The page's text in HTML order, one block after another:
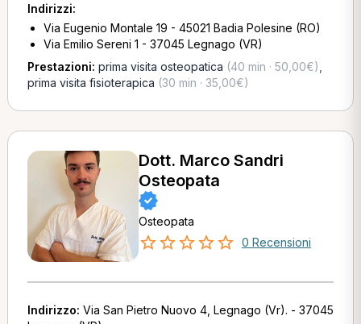
Indirizzi:
Via Eugenio Montale 19 - 45021 Badia Polesine (RO)
Via Emilio Sereni 1 - 37045 Legnago (VR)
Prestazioni: prima visita osteopatica (40 min · 50,00€)
prima visita fisioterapica (30 min · 35,00€)
Dott. Marco Sandri
Osteopata
Osteopata
0 Recensioni
Indirizzo: Via San Pietro Nuovo 4, Legnago (Vr). - 37045